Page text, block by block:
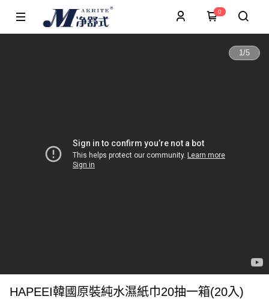
0
1/5
HAPEEI韓國原裝純水濕紙巾20抽一箱(20入)